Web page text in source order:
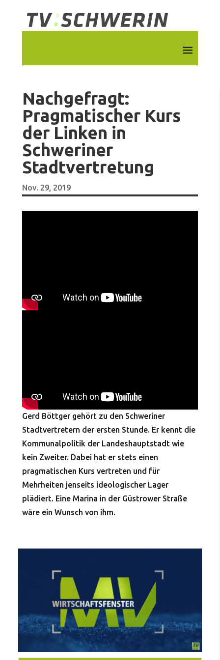
Nachgefragt:
Pragmatischer Kurs
der Linken in
Schweriner
Stadtvertretung
Nov. 29, 2019
Gerd Böttger gehört zu den Schweriner
Stadtvertretern der ersten Stunde. Er kennt die
Kommunalpolitik der Landeshauptstadt wie
kein Zweiter. Dabei hat er stets einen
pragmatischen Kurs vertreten und für
Mehrheiten jenseits ideologischer Lager
plädiert. Eine Marina in der Güstrower Straße
wäre ein Wunsch von ihm.